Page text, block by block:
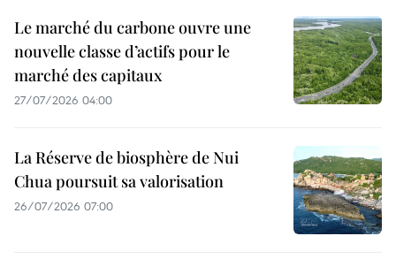
Le marché du carbone ouvre une
nouvelle classe d’actifs pour le
marché des capitaux
27/07/2026 04:00
La Réserve de biosphère de Nui
Chua poursuit sa valorisation
26/07/2026 07:00